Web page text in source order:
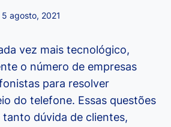
5 agosto, 2021
vez mais tecnológico,
o número de empresas
para resolver
do telefone. Essas questões
dúvida de clientes,